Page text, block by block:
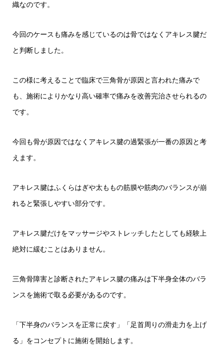
織なのです。
今回のケースも痛みを感じているのは骨ではなくアキレス腱だ
と判断しました。
この様に考えることで臨床で三角骨が原因と言われた痛みで
も、施術によりかなり高い確率で痛みを改善完治させられるの
です。
今回も骨が原因ではなくアキレス腱の過緊張が一番の原因と考
えます。
アキレス腱はふくらはぎや太ももの筋膜や筋肉のバランスが崩
れると緊張しやすい部分です。
アキレス腱だけをマッサージやストレッチしたとしても経験上
絶対に緩むことはありません。
三角骨障害と診断されたアキレス腱の痛みは下半身全体のバラ
ンスを施術で取る必要があるのです。
「下半身のバランスを正常に戻す」「足首周りの滑走力を上げ
る」をコンセプトに施術を開始します。